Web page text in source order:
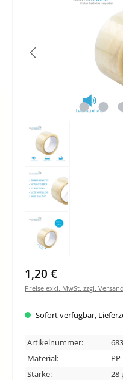
1,20 €
Preise exkl. MwSt. zzgl.
Sofort verfügbar,
Artikelnummer:
Material:
PP
Stärke:
28